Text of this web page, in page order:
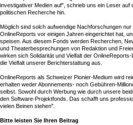
investigativer Medien auf", schrieb uns ein Leser auf
politischen Recherche hin.
Möglich sind solch aufwendige Nachforschungen
OnlineReports vor einigen Jahren eingerichtet hat,
speisen. Aus diesem Fonds werden Recherchen,
und Theaterbesprechungen von Redaktion und
wirken sich Solidarität und Vielfalt der
die Vielfalt unserer Berichterstattung aus.
OnlineReports als Schweizer Pionier-Medium wird
erhalten weder Abonnements- noch Gebühren-
selbst. Sowohl durch Werbung wie durch unsere
den Software-Projektfonds. Das schafft uns
vielen Beinen stehen".
Bitte leisten Sie Ihren Beitrag